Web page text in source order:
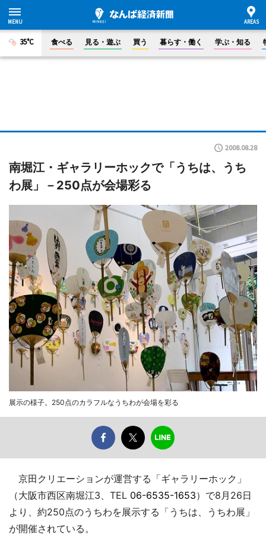
35°C 食べる 見る・遊ぶ 買う 暮らす・働く 学ぶ・知る
2008.08.28
南堀江・ギャラリーホックで「うちは、うち
わ展」－250点が会場彩る
展示の様子。250点のカラフルなうちわが会場を彩る
京田クリエーションが運営する「ギャラリーホック」
（大阪市西区南堀江3、TEL 06-6535-1653）で8月26日
より、約250点のうちわを展示する「うちは、うちわ展」
が開催されている。